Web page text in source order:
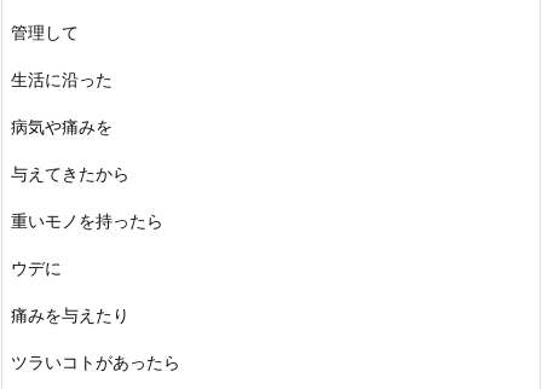
管理して
生活に沿った
病気や痛みを
与えてきたから
重いモノを持ったら
ウデに
痛みを与えたり
ツラいコトがあったら